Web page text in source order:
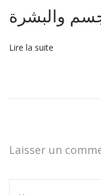
والبشرة
Lire la suite
Laisser un